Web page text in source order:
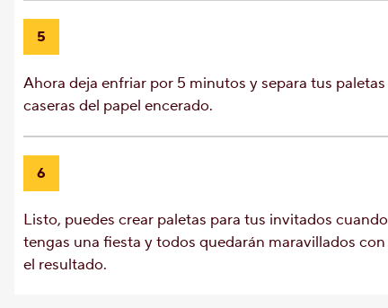
5
Ahora deja enfriar por 5 minutos y separa tus paletas
caseras del papel encerado.
6
Listo, puedes crear paletas para tus invitados cuando
tengas una fiesta y todos quedarán maravillados con
el resultado.